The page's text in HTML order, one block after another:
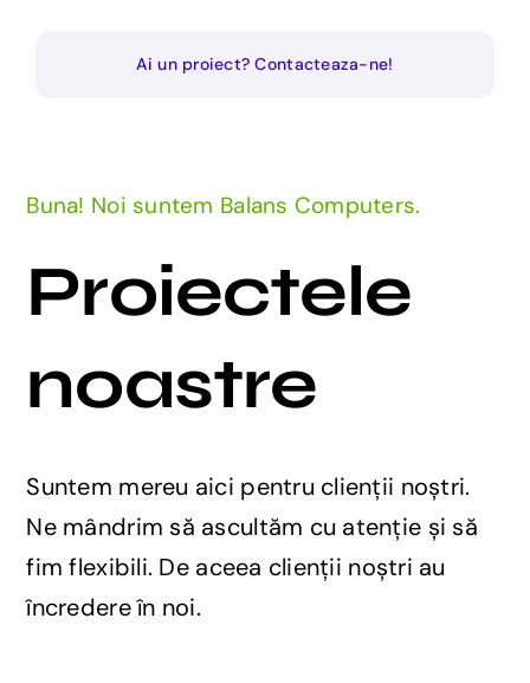
Ai un proiect? Contacteaza-ne!
Buna! Noi suntem Balans Computers.
Proiectele
noastre
Suntem mereu aici pentru clienții noștri.
Ne mândrim să ascultăm cu atenție și să
fim flexibili. De aceea clienții noștri au
încredere în noi.